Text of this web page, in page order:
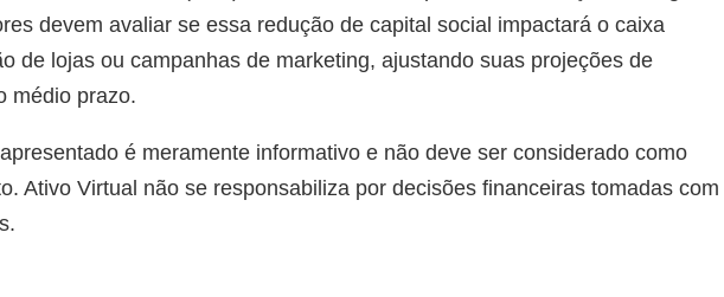
devem avaliar se essa redução de capital social impactará o caixa
de lojas ou campanhas de marketing, ajustando suas projeções de
médio prazo.
é meramente informativo e não deve ser considerado como
Ativo Virtual não se responsabiliza por decisões financeiras tomadas com